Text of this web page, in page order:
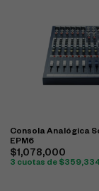
Consola Analógica
EPM6
$1,078,000
3 cuotas de $